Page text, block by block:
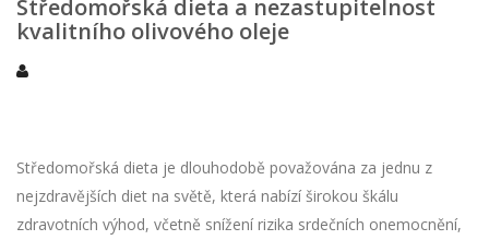
Středomořská dieta a nezastupitelnost
kvalitního olivového oleje
Středomořská dieta je dlouhodobě považována za jednu z
nejzdravějších diet na světě, která nabízí širokou škálu
zdravotních výhod, včetně snížení rizika srdečních onemocnění,